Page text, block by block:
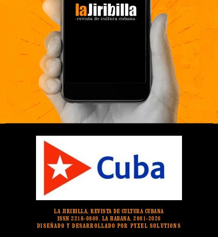
LA JIRIBILLA, REVISTA DE CULTURA CUBANA
ISSN 2218-0869. LA HABANA. 2001-2026
DISEÑADO Y DESARROLLADO POR PYXEL SOLUTIONS